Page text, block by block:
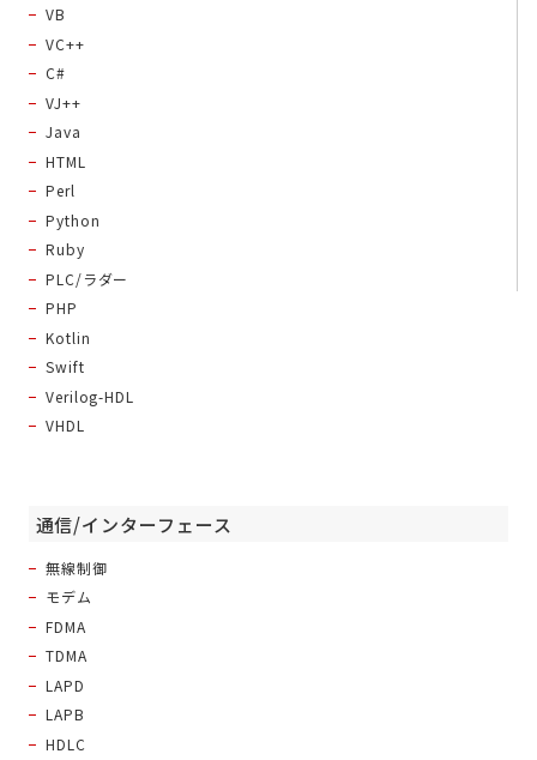
VB
VC++
C#
VJ++
Java
HTML
Perl
Python
Ruby
PLC/ラダー
PHP
Kotlin
Swift
Verilog-HDL
VHDL
通信/インターフェース
無線制御
モデム
FDMA
TDMA
LAPD
LAPB
HDLC